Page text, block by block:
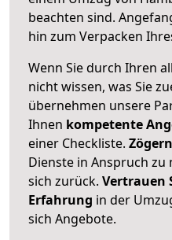
beachten sind.
hin zum Verpacken
Wenn Sie durch Ihren
nicht wissen, was Sie
übernehmen unsere
Ihnen kompetente
einer Checkliste.
Dienste in Anspruch zu
sich zurück. Vertrauen
Erfahrung in der
sich Angebote.